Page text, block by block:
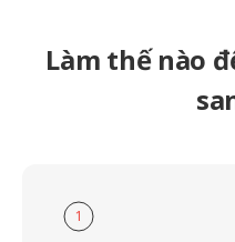
Làm thế nào
1